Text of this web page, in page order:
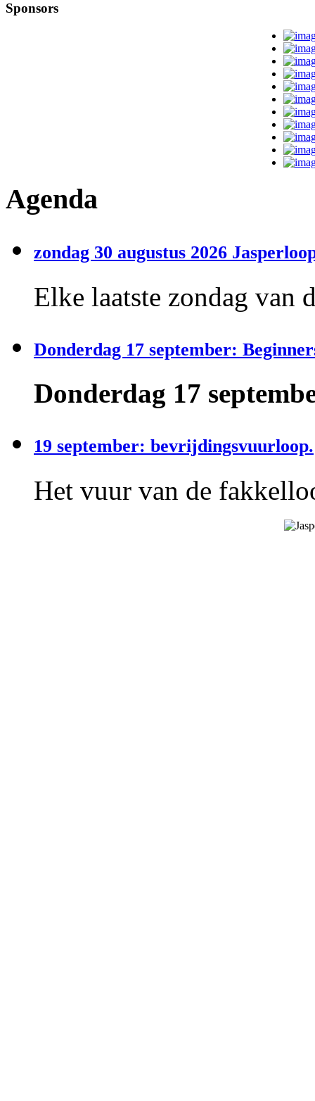
Sponsors
Agenda
zondag 30 augustus 2026
Elke laatste zondag van
Donderdag 17 september:
Donderdag 17
19 september: bevrijdingsvuurloop.
Het vuur van de